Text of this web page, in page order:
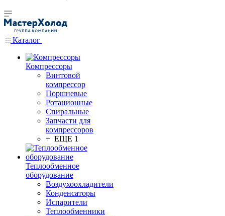
Каталог
Компрессоры
Винтовой
компрессор
Поршневые
Ротационные
Спиральные
Запчасти для
компрессоров
+ ЕЩЕ 1
Теплообменное
оборудование
Воздухоохладители
Конденсаторы
Испарители
Теплообменники